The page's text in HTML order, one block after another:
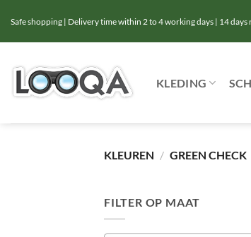
naar
inhoud
Safe shopping | Delivery time within 2 to 4 working days | 14
KLEDING
KLEUREN / GREEN CHECK
FILTER OP MAAT